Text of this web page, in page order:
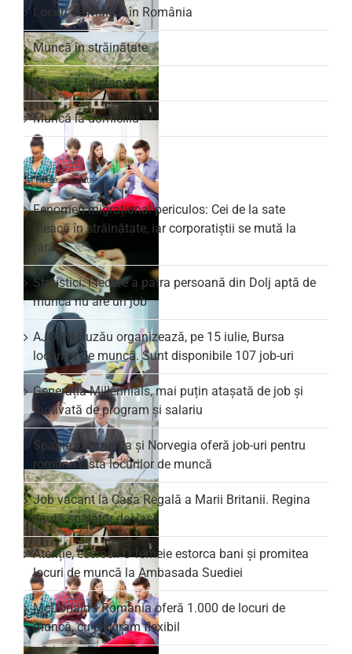
Locuri de muncă în România
Muncă în străinătate
Muncă la distanță
Muncă la domiciliu
Articole recente
Fenomen migrațional periculos: Cei de la sate
pleacă în străinătate, iar corporatiștii se mută la
țară
Statistici: Fiecare a patra persoană din Dolj aptă de
muncă nu are un job
AJOFM Buzău organizează, pe 15 iulie, Bursa
locurilor de muncă. Sunt disponibile 107 job-uri
Generația Millennials, mai puțin atașată de job și
motivată de program și salariu
Spania, Germania și Norvegia oferă job-uri pentru
români. Lista locurilor de muncă
Job vacant la Casa Regală a Marii Britanii. Regina
caută spălător de vase
Atenție, escroci! O femeie estorca bani și promitea
locuri de muncă la Ambasada Suediei
McDonald’s România oferă 1.000 de locuri de
muncă, cu program flexibil